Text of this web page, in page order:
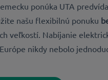
ponúka UTA
našu flexibilnú ponuku
veľkostí. Nabíjanie
nikdy nebolo